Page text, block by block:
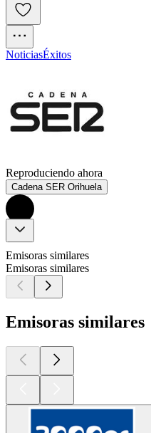
NoticiasÉxitos
Reproduciendo ahora
Cadena SER Orihuela
Emisoras similares
Emisoras similares
Emisoras similares